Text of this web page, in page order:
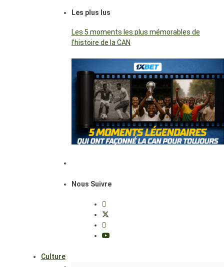
Les plus lus
Les 5 moments les plus mémorables de
l’histoire de la CAN
Nous Suivre
Culture